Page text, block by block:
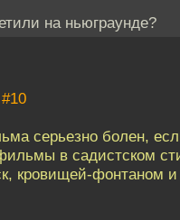
на ньюграунде?
#10
серьезно болен,
в садистском
кровищей-фонтаном и